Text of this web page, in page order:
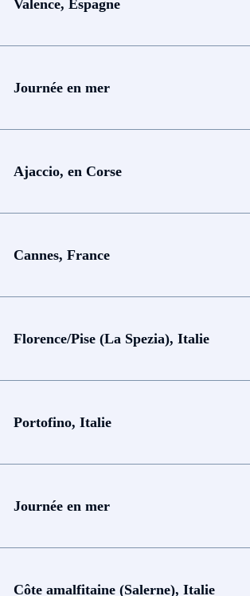
Valence, Espagne
Journée en mer
Ajaccio, en Corse
Cannes, France
Florence/Pise (La Spezia), Italie
Portofino, Italie
Journée en mer
Côte amalfitaine (Salerne), Italie